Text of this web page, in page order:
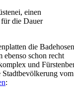
einen
die Dauer
die Badehosen
ebenso schon recht
und
vom
: